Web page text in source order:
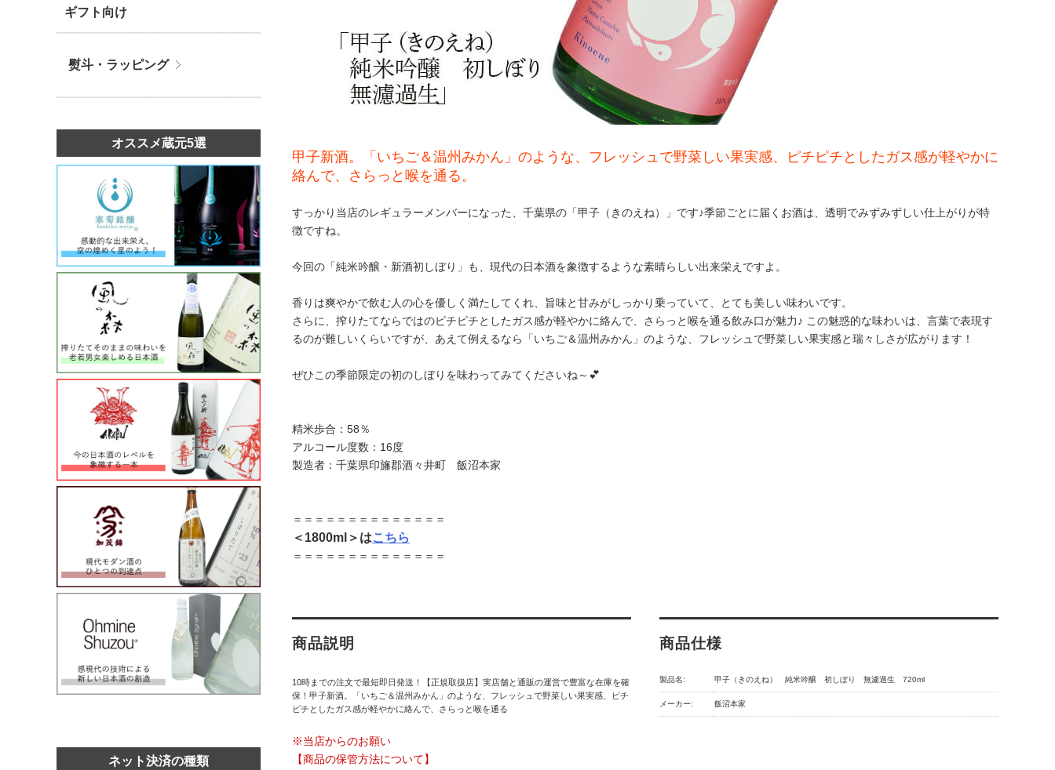
甲子新酒。「いちご＆温州みかん」のような、フレッシュで野菜しい果実感、ピチピチとしたガス感が軽やかに
絡んで、さらっと喉を通る。
すっかり当店のレギュラーメンバーになった、千葉県の「甲子（きのえね）」です♪季節ごとに届くお酒は、透明でみずみずしい仕上がりが特
徴ですね。
今回の「純米吟醸・新酒初しぼり」も、現代の日本酒を象徴するような素晴らしい出来栄えですよ。
香りは爽やかで飲む人の心を優しく満たしてくれ、旨味と甘みがしっかり乗っていて、とても美しい味わいです。
さらに、搾りたてならではのピチピチとしたガス感が軽やかに絡んで、さらっと喉を通る飲み口が魅力♪ この魅惑的な味わいは、言葉で表現す
るのが難しいくらいですが、あえて例えるなら「いちご＆温州みかん」のような、フレッシュで野菜しい果実感と瑞々しさが広がります！
ぜひこの季節限定の初のしぼりを味わってみてくださいね～💕
精米歩合：58％
アルコール度数：16度
製造者：千葉県印旛郡酒々井町 飯沼本家
＝＝＝＝＝＝＝＝＝＝＝＝＝＝
＜1800ml＞はこちら
＝＝＝＝＝＝＝＝＝＝＝＝＝＝
商品説明
10時までの注文で最短即日発送！【正規取扱店】実店舗と通販の運営で豊富な在庫を確
保！甲子新酒。「いちご＆温州みかん」のような、フレッシュで野菜しい果実感、ピチ
ピチとしたガス感が軽やかに絡んで、さらっと喉を通る
商品仕様
製品名: 甲子（きのえね） 純米吟醸 初しぼり 無濾過生 720ml
メーカー: 飯沼本家
※当店からのお願い
【商品の保管方法について】
ギフト向け
熨斗・ラッピング
オススメ蔵元5選
ネット決済の種類